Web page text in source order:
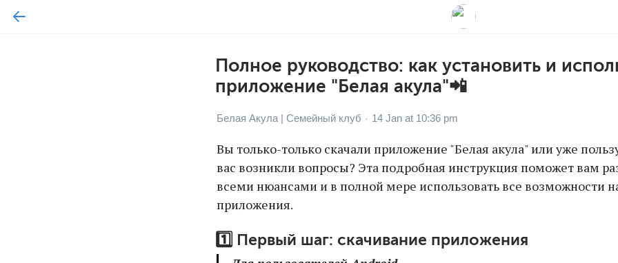
Полное руководство: как установить и
приложение "Белая акула"📲
Белая Акула | Семейный клуб · 14 Jan at 10:36 pm
Вы только-только скачали приложение "Белая акула" или уже
вас возникли вопросы? Эта подробная инструкция поможет вам
всеми нюансами и в полной мере использовать все возможности
приложения.
1️⃣ Первый шаг: скачивание приложения